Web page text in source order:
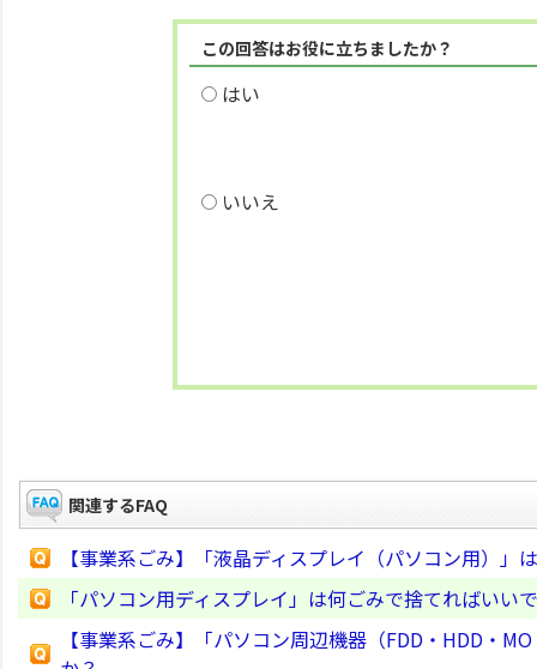
この回答はお役に立ちましたか？
はい
いいえ
関連するFAQ
【事業系ごみ】「液晶ディスプレイ（パソコン用）」
「パソコン用ディスプレイ」は何ごみで捨てればいい
【事業系ごみ】「パソコン周辺機器（FDD・HDD・